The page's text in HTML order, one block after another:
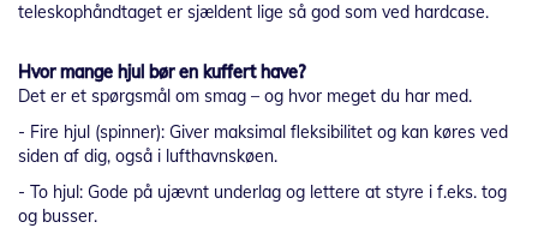
teleskophåndtaget er sjældent lige så god som ved hardcase.
Hvor mange hjul bør en kuffert have?
Det er et spørgsmål om smag – og hvor meget du har med.
- Fire hjul (spinner): Giver maksimal fleksibilitet og kan køres ved
siden af dig, også i lufthavnskøen.
- To hjul: Gode på ujævnt underlag og lettere at styre i f.eks. tog
og busser.